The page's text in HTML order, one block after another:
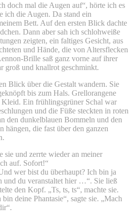
doch mal die Augen auf“, hörte ich es
die Augen. Da stand ein
Bett. Auf den ersten Blick dachte
Dann aber sah ich schlohweiße
zeigten, ein faltiges Gesicht, aus
und Hände, die von Altersflecken
Brille saß ganz vorne auf ihrer
groß und knallrot geschminkt.
Blick über die Gestalt wandern. Sie
bis zum Hals. Grellorangene
Kleid. Ein frühlingsgrüner Schal war
und die Füße steckten in roten
den dunkelblauen Bommeln und den
hängen, die fast über den ganzen
sie und zerrte wieder an meiner
auf. Sofort!“
wer bist du überhaupt? Ich bin ja
und du veranstaltet hier …“. Sie ließ
den Kopf. „Ts, ts, ts“, machte sie.
deine Phantasie“, sagte sie. „Mach